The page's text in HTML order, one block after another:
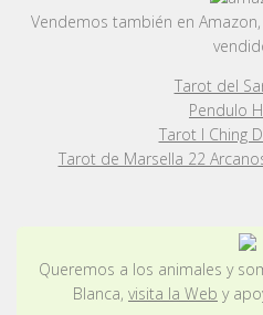
Vendemos también en
Tarot del
Pendulo
Tarot I Ching
Tarot de Marsella 22
Queremos a los animales y
Blanca, visita la Web y